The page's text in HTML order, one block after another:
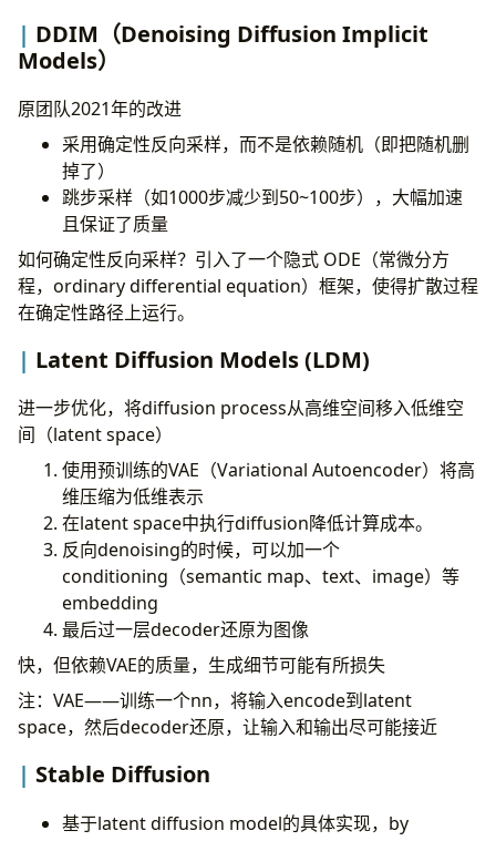
    """
# Normally, this will be handled by auto
# f(x) = x - log(∑exp(x))   # don't consider
# f'(x)_1 = 1 - (log(∑exp(x)))' = 1 - 1 /
# f'(x) = f'(x)_1 + f'(x)_0
#       = dedy * f'(x)_1 + ∑dedy * f'(x)_0
#       = dedy - softmax(x)(i=j) - ∑dedy *
#       = dedy - ∑dedy * softmax(x)
# why "∑" in ∑dedy * f'(x)_0? Because i!=j
# Let's use an example of scalar
# y'|x1 = dedy1 * (1 - softmax(x1)) + dedy2
# y'|x2 = dedy1 * (0 - softmax(x2) + dedy2
# y'|x = dedy - ∑dedy * softmax(x)
softmax
sum_dedy = np.sum(dedy, axis=1, keepdims=True
dedx = dedy -
return dedx
DDIM（Denoising Diffusion Implicit
Models）
原团队2021年的改进
采用确定性反向采样，而不是依赖随机（即把随机删
掉了）
跳步采样（如1000步减少到50~100步），大幅加速
且保证了质量
如何确定性反向采样？引入了一个隐式 ODE（常微分方
程，ordinary differential equation）框架，使得扩散过程
在确定性路径上运行。
Latent Diffusion Models (LDM)
进一步优化，将diffusion process从高维空间移入低维空
间（latent space）
使用预训练的VAE（Variational Autoencoder）将高
维压缩为低维表示
在latent space中执行diffusion降低计算成本。
反向denoising的时候，可以加一个
conditioning（semantic map、text、image）等
embedding
最后过一层decoder还原为图像
快，但依赖VAE的质量，生成细节可能有所损失
注：VAE——训练一个nn，将输入encode到latent
space，然后decoder还原，让输入和输出尽可能接近
Stable Diffusion
基于latent diffusion model的具体实现，by